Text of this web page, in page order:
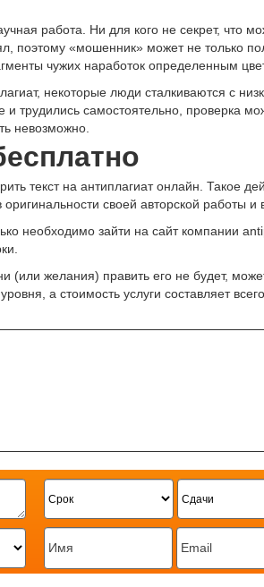
работа. Ни для кого не секрет, что
поэтому «мошенник» может не только
чужих наработок определенным
некоторые люди сталкиваются с
трудились самостоятельно, проверка
невозможно.
текст на антиплагиат онлайн. Такое
своей авторской работы и
необходимо зайти на сайт компании
(или желания) править его не будет,
а стоимость услуги составляет